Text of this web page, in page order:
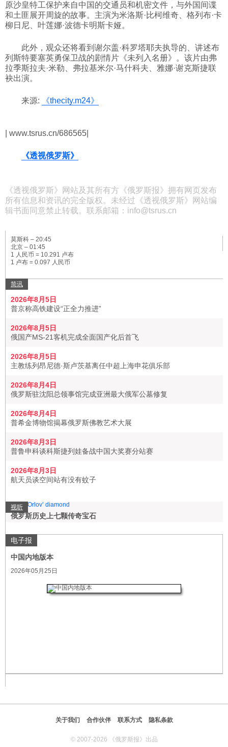
旅游
视听
原沙皇特工保护来自中国的交通员和机密文件，与外国间谍
和土匪展开周旋的故事。主演为米洛斯·比柯维奇、格列布·卡
柳日尼、叶莲娜·波德卡明斯卡娅。
此外，观众还将看到谢尔盖·科罗塔耶夫执导的、讲述布
列斯特要塞英勇保卫战的剧情片《未列入名册》。该片由弗
拉季斯拉夫·米勒、弗拉基米尔·马什科夫、雅娜·谢克斯捷联
袂出演。
来源: 《thecity.m24》
| www.tsrus.cn/686565|
《透视俄罗斯》
《透视俄罗斯》网站及其所有方《俄罗斯报》拥有网页发布
所有信息和资讯的完全版权。未经过《透视俄罗斯》网站编
辑书面同意禁止转载。联系邮箱：info@tsrus.cn
莫斯科 – 20:45
北京 – 01:45
1 人民币 = 10.291 卢布
1 卢布 = 0.097 人民币
简讯
2026年8月5日
普京称高铁建设“正全力推进”
2026年8月5日
俄国产MS-21客机完成全面国产化后首飞
2026年8月5日
主教练列昂尼德·斯卢茨基离任中超上海申花俱乐部
2026年8月4日
俄罗斯驻沈阳总领事馆完成亚洲最大俄军公墓修复
2026年8月4日
普希金博物馆揭幕俄罗斯佛教艺术大展
2026年8月3日
普鲁申科谈科斯捷列娃备战中国大奖赛分站赛
2026年8月3日
航天员谈空间站有没有蚊子
视听
俄罗斯历史上七颗传奇宝石
电子报
中国内地版本
2026年05月25日
关于我们 合作伙伴 联系方式 隐私条款
© 2007-2026 《俄罗斯报》出品